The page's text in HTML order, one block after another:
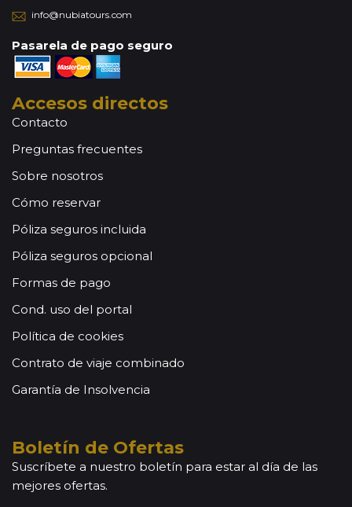
info@nubiatours.com
Pasarela de pago seguro
Accesos directos
Contacto
Preguntas frecuentes
Sobre nosotros
Cómo reservar
Póliza seguros incluida
Póliza seguros opcional
Formas de pago
Cond. uso del portal
Política de cookies
Contrato de viaje combinado
Garantía de Insolvencia
Boletín de Ofertas
Suscríbete a nuestro boletín para estar al día de las
mejores ofertas.